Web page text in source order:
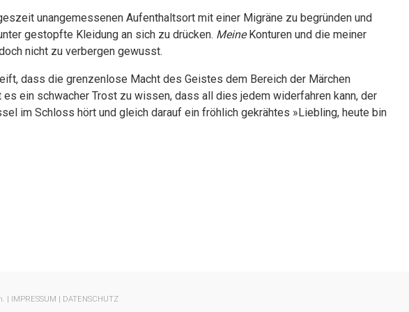
unangemessenen Aufenthaltsort mit einer Migräne zu begründen und
gestopfte Kleidung an sich zu drücken. MeineKonturen und die meiner
nicht zu verbergen gewusst.
dass die grenzenlose Macht des Geistes dem Bereich der Märchen
ein schwacher Trost zu wissen, dass all dies jedem widerfahren kann, der
im Schloss hört und gleich darauf ein fröhlich gekrähtes »Liebling, heute bin
| IMPRESSUM | DATENSCHUTZ